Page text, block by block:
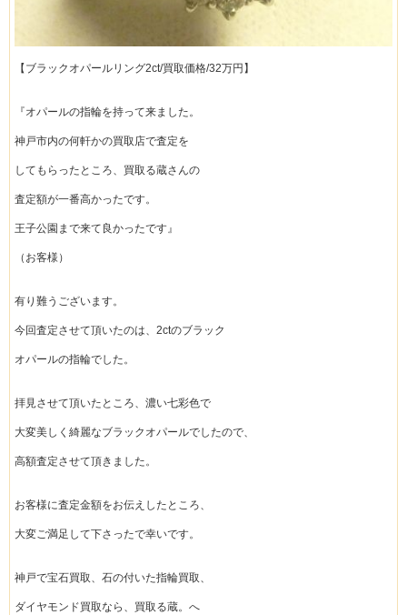
【ブラックオパールリング2ct/買取価格/32万円】
『オパールの指輪を持って来ました。
神戸市内の何軒かの買取店で査定を
してもらったところ、買取る蔵さんの
査定額が一番高かったです。
王子公園まで来て良かったです』
（お客様）
有り難うございます。
今回査定させて頂いたのは、2ctのブラック
オパールの指輪でした。
拝見させて頂いたところ、濃い七彩色で
大変美しく綺麗なブラックオパールでしたので、
高額査定させて頂きました。
お客様に査定金額をお伝えしたところ、
大変ご満足して下さったで幸いです。
神戸で宝石買取、石の付いた指輪買取、
ダイヤモンド買取なら、買取る蔵。へ